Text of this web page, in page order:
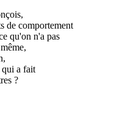
de comportement
qu'on n'a pas
qui a fait
?